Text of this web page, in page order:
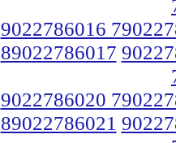
9022786016
89022786017
9022786020
89022786021